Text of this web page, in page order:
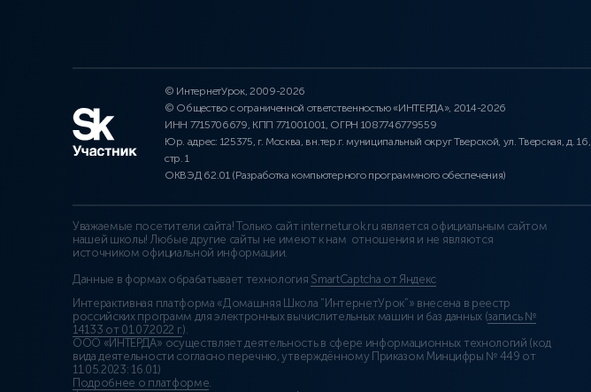
© ИнтернетУрок, 2009-2026
© Общество с ограниченной ответственностью «ИНТЕРДА», 2014-2026
ИНН 7715706679, КПП 771001001, ОГРН 1087746779559
Юр. адрес: 125375, г. Москва, вн.тер.г. муниципальный округ Тверской, ул. Тверская, д. 16,
стр. 1
ОКВЭД 62.01 (Разработка компьютерного программного обеспечения)
Уважаемые посетители сайта! Только сайт interneturok.ru является официальным сайтом
нашей школы! Любые другие сайты не имеют к нам отношения и не являются
источником официальной информации.
Данные в формах обрабатывает технология SmartCaptcha от Яндекс
Интерактивная платформа «Домашняя Школа “ИнтернетУрок”» внесена в реестр
российских программ для электронных вычислительных машин и баз данных (запись №
14133 от 01.07.2022 г.).
ООО «ИНТЕРДА» осуществляет деятельность в сфере информационных технологий (код
вида деятельности согласно перечню, утверждённому Приказом Минцифры № 449 от
11.05.2023: 16.01)
Подробнее о платформе.